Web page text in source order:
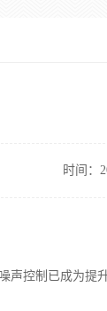
时间：
声控制已成为提